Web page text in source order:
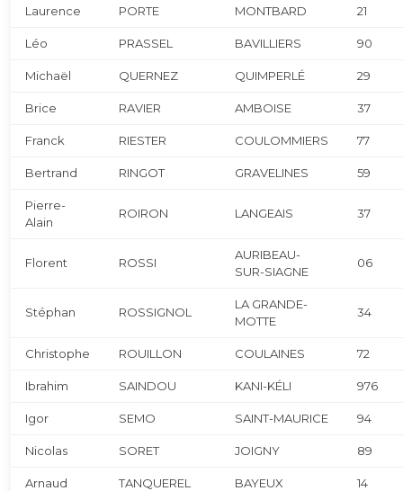
Laurence PORTE MONTBARD 21
Léo PRASSEL BAVILLIERS 90
Michaël QUERNEZ QUIMPERLÉ 29
Brice RAVIER AMBOISE 37
Franck RIESTER COULOMMIERS 77
Bertrand RINGOT GRAVELINES 59
Pierre-
Alain
ROIRON LANGEAIS 37
Florent ROSSI
AURIBEAU-
SUR-SIAGNE
06
Stéphan ROSSIGNOL
LA GRANDE-
MOTTE
34
Christophe ROUILLON COULAINES 72
Ibrahim SAINDOU KANI-KÉLI 976
Igor SEMO SAINT-MAURICE 94
Nicolas SORET JOIGNY 89
Arnaud TANQUEREL BAYEUX 14